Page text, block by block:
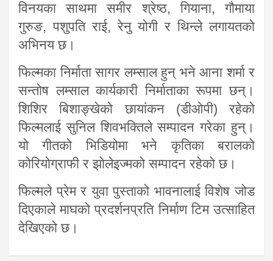
विनयका साथमा समीर श्रेष्ठ, गियाना, गौमाया
गुरुङ, पशुपति राई, रेनु योगी र थिन्ले लगायतको
अभिनय छ।
फिल्मका निर्माता सागर लम्साल हुन् भने आना शर्मा र
सन्तोष लम्साल कार्यकारी निर्माताका रूपमा छन्।
शिशिर बिशाङ्खेको छायांकन (डीओपी) रहेको
फिल्मलाई सुनिल शिवभक्तिले सम्पादन गरेका हुन्।
यो गीतको भिडियोमा भने कृतिका बरालको
कोरियोग्राफी र झोलेइज्मको सम्पादन रहेको छ।
फिल्मले प्रेम र युवा पुस्ताको भावनालाई विशेष जोड
दिएकाले माघको प्रदर्शनप्रति निर्माण टिम उत्साहित
देखिएको छ।